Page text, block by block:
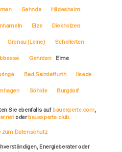
Sehnde Hildesheim
Elze Diekholzen
Gronau (Leine) Schellerten
Gehrden Eime
Bad Salzdetfurth Ilsede
Söhlde Burgdorf
Sie ebenfalls auf bauexperte.com,
oderbauexperte.club.
zum Datenschutz
Energieberater oder